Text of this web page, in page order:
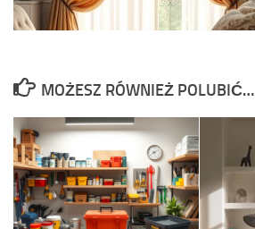
MOŻESZ RÓWNIEŻ POLUBIĆ…